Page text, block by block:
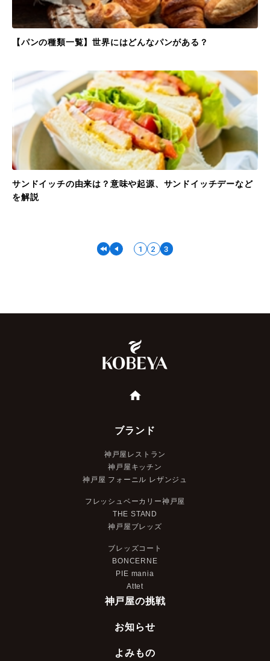
【パンの種類一覧】世界にはどんなパンがある？
サンドイッチの由来は？意味や起源、サンドイッチデーなど
を解説
1 2 3
ブランド
神戸屋レストラン
神戸屋キッチン
神戸屋 フォーニル レザンジュ
フレッシュベーカリー神戸屋
THE STAND
神戸屋ブレッズ
ブレッズコート
BONCERNE
PIE mania
Attet
神戸屋の挑戦
お知らせ
よみもの